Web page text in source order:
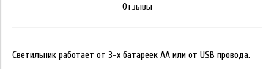
Отзывы
Светильник работает от 3-х батареек АА или от USB провода.